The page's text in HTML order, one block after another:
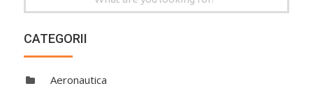
for:
CATEGORII
Aeronautica